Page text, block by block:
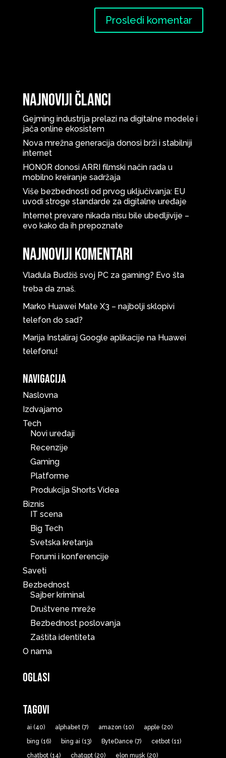
Najnoviji članci
Gejming industrija prelazi na digitalne modele i
jača online ekosistem
Nova mrežna generacija donosi brži i stabilniji
internet
HONOR donosi ARRI filmski način rada u
mobilno kreiranje sadržaja
Više bezbednosti od prvog uključivanja: EU
uvodi stroge standarde za digitalne uređaje
Internet prevare nikada nisu bile ubedljivije –
evo kako da ih prepoznate
Najnoviji komentari
Vladula Budžiš svoj PC za gaming? Evo šta
treba da znaš.
Marko Huawei Mate X3 – najbolji sklopivi
telefon do sad?
Marija Instaliraj Google aplikacije na Huawei
telefonu!
Navigacija
Naslovna
Izdvajamo
Tech
Novi uređaji
Recenzije
Gaming
Platforme
Produkcija Shorts Videa
Biznis
IT scena
Big Tech
Svetska kretanja
Forumi i konferencije
Saveti
Bezbednost
Sajber kriminal
Društvene mreže
Bezbednost poslovanja
Zaštita identiteta
O nama
Oglasi
Tagovi
ai (40) alphabet(7) amazon (10) apple (20)
bing (16) bing ai (13) ByteDance (7) cetbot(11)
chatbot(14) chatgpt(20) elon musk(20)